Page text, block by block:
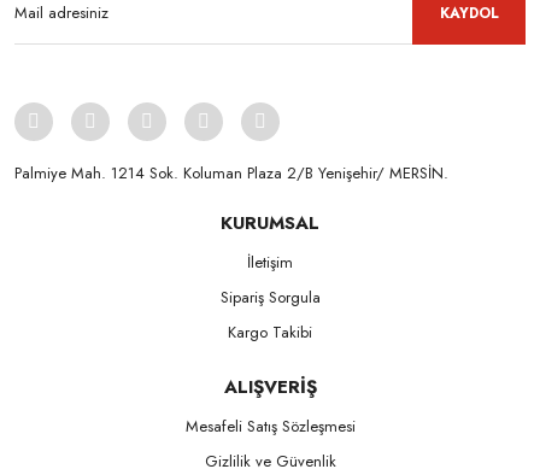
KAYDOL
Palmiye Mah. 1214 Sok. Koluman Plaza 2/B Yenişehir/ MERSİN.ㅤㅤㅤㅤㅤㅤㅤㅤㅤㅤㅤㅤㅤㅤㅤㅤㅤㅤㅤㅤㅤㅤㅤㅤㅤㅤㅤㅤㅤㅤㅤㅤㅤㅤㅤ ㅤㅤㅤㅤㅤㅤㅤㅤㅤㅤ
KURUMSAL
İletişim
Sipariş Sorgula
Kargo Takibi
ALIŞVERİŞ
Mesafeli Satış Sözleşmesi
Gizlilik ve Güvenlik